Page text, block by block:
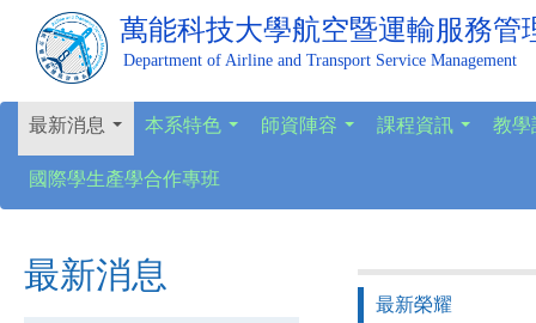
萬能科技大學航空暨運輸服務管
Department of Airline and Transport Service Management
最新消息 本系特色 師資陣容 課程資訊 教學
國際學生產學合作專班
最新消息
最新榮耀